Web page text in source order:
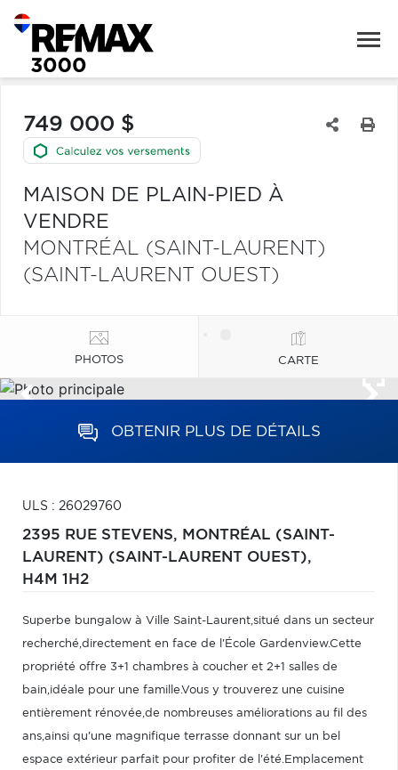
749 000 $
MAISON DE PLAIN-PIED À
VENDRE
MONTRÉAL (SAINT-LAURENT)
(SAINT-LAURENT OUEST)
PHOTOS CARTE
OBTENIR PLUS DE DÉTAILS
ULS : 26029760
2395 RUE STEVENS, MONTRÉAL (SAINT-
LAURENT) (SAINT-LAURENT OUEST),
H4M 1H2
Superbe bungalow à Ville Saint-Laurent,situé dans un secteur
recherché,directement en face de l'École Gardenview.Cette
propriété offre 3+1 chambres à coucher et 2+1 salles de
bain,idéale pour une famille.Vous y trouverez une cuisine
entièrement rénovée,de nombreuses améliorations au fil des
ans,ainsi qu'une magnifique terrasse donnant sur un bel
espace extérieur parfait pour profiter de l'été.Emplacement